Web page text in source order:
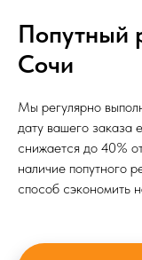
Попутный
Сочи
Мы регулярно
дату вашего заказа
снижается до 40%
наличие попутного
способ сэкономить